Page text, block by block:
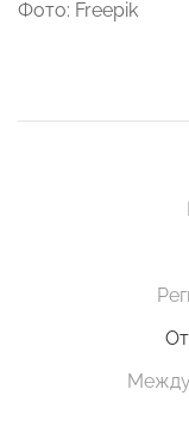
Фото: Freepik